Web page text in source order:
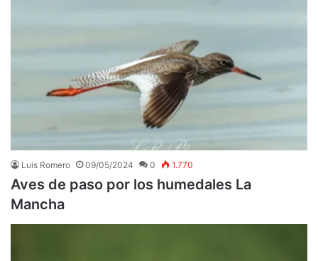
Luis Romero 09/05/2024 0 1.770
Aves de paso por los humedales La
Mancha